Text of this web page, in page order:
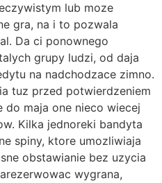
lub moze
gra, na i to pozwala
Da ci ponownego
grupy ludzi, od daja
na nadchodzace zimno.
tuz przed potwierdzeniem
do maja one nieco wiecej
Kilka jednoreki bandyta
spiny, ktore umozliwiaja
obstawianie bez uzycia
wygrana,